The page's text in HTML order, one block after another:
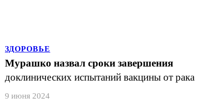
ЗДОРОВЬЕ
Мурашко назвал сроки завершения
доклинических испытаний вакцины от рака
9 июня 2024